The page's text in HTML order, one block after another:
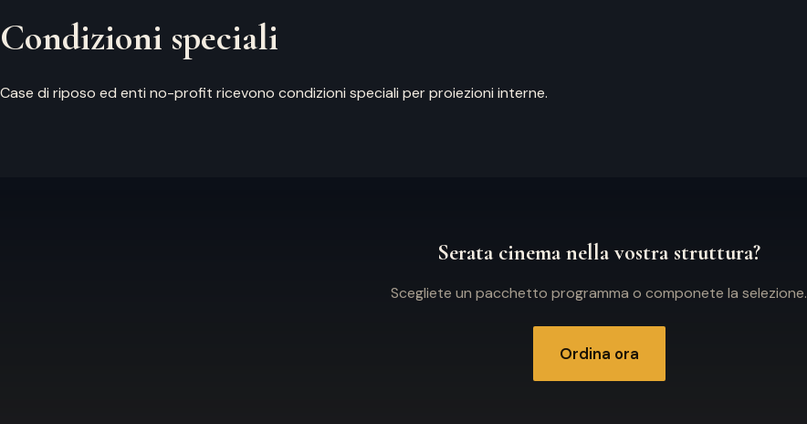
Condizioni speciali
Case di riposo ed enti no-profit ricevono condizioni speciali per proiezioni interne.
Serata cinema nella vostra struttura?
Scegliete un pacchetto programma o componete la selezione.
Ordina ora